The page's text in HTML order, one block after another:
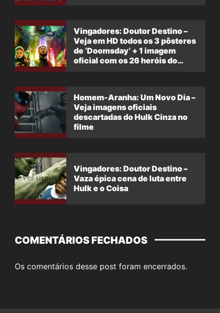
Vingadores: Doutor Destino –
Veja em HD todos os 3 pôsteres
de ‘Doomsday’ + 1 imagem
oficial com os 26 heróis do
Homem-Aranha: Um Novo Dia –
Veja imagens oficiais
descartadas do Hulk Cinza no
filme
Vingadores: Doutor Destino –
Vaza épica cena de luta entre
Hulk e o Coisa
COMENTÁRIOS FECHADOS
Os comentários desse post foram encerrados.